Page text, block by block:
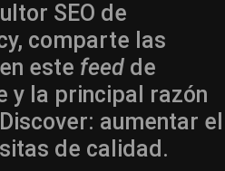
SEO de
comparte las
este feed de
y la principal razón
aumentar el
de calidad.